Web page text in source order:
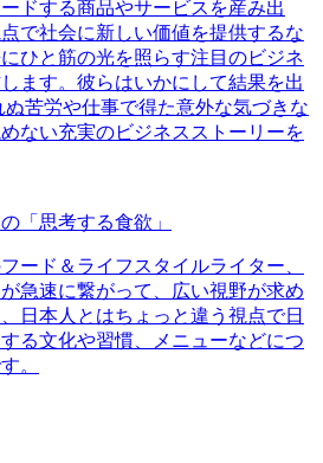
ドする商品やサービスを産み出
で社会に新しい価値を提供するな
ひと筋の光を照らす注目のビジネ
ます。彼らはいかにして結果を出
ぬ苦労や仕事で得た意外な気づきな
ない充実のビジネスストーリーを
「思考する食欲」
ード＆ライフスタイルライター、
急速に繋がって、広い視野が求め
日本人とはちょっと違う視点で日
る文化や習慣、メニューなどにつ
。